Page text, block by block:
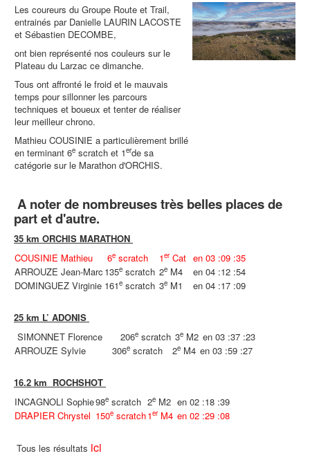
Les coureurs du Groupe Route et Trail,
entrainés par Danielle LAURIN LACOSTE
et Sébastien DECOMBE,
ont bien représenté nos couleurs sur le
Plateau du Larzac ce dimanche.
Tous ont affronté le froid et le mauvais
temps pour sillonner les parcours
techniques et boueux et tenter de réaliser
leur meilleur chrono.
Mathieu COUSINIE a particulièrement brillé
en terminant 6e scratch et 1erde sa
catégorie sur le Marathon d'ORCHIS.
A noter de nombreuses très belles places de
part et d'autre.
35 km ORCHIS MARATHON
COUSINIE Mathieu
6e scratch 1erCat en 03 :09 :35
ARROUZE Jean-Marc 135e scratch 2e M4
en 04 :12 :54
DOMINGUEZ Virginie 161e scratch 3e M1 en 04 :17 :09
25 km L’ ADONIS
SIMONNET Florence
206e scratch 3e M2 en 03 :37 :23
ARROUZE Sylvie
306e scratch 2e M4 en 03 :59 :27
16.2 km ROCHSHOT
INCAGNOLI Sophie98e scratch 2e M2 en 02 :18 :39
DRAPIER Chrystel 150e scratch1erM4 en 02 :29 :08
Tous les résultats ici